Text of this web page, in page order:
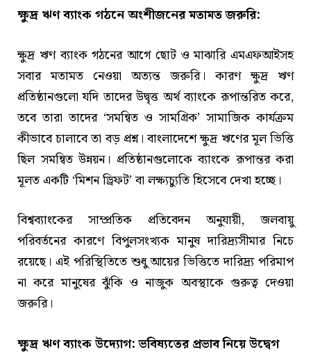
ক্ষুদ্র ঋণ ব্যাংক গঠনে অংশীজনের মতামত জরুরি:
ক্ষুদ্র ঋণ ব্যাংক গঠনের আগে ছোট ও মাঝারি এমএফআইসহ
সবার মতামত নেওয়া অত্যন্ত জরুরি। কারণ ক্ষুদ্র ঋণ
প্রতিষ্ঠানগুলো যদি তাদের উদ্বৃত্ত অর্থ ব্যাংকে রূপান্তরিত করে,
তবে তারা তাদের ‘সমন্বিত ও সামগ্রিক’ সামাজিক কার্যক্রম
কীভাবে চালাবে তা বড় প্রশ্ন। বাংলাদেশে ক্ষুদ্র ঋণের মূল ভিত্তি
ছিল সমন্বিত উন্নয়ন। প্রতিষ্ঠানগুলোকে ব্যাংকে রূপান্তর করা
মূলত একটি ‘মিশন ড্রিফট’ বা লক্ষ্যচ্যুতি হিসেবে দেখা হচ্ছে।
বিশ্বব্যাংকের সাম্প্রতিক প্রতিবেদন অনুযায়ী, জলবায়ু
পরিবর্তনের কারণে বিপুলসংখ্যক মানুষ দারিদ্র্যসীমার নিচে
রয়েছে। এই পরিস্থিতিতে শুধু আয়ের ভিত্তিতে দারিদ্র্য পরিমাপ
না করে মানুষের ঝুঁকি ও নাজুক অবস্থাকে গুরুত্ব দেওয়া
জরুরি।
ক্ষুদ্র ঋণ ব্যাংক উদ্যোগ: ভবিষ্যতের প্রভাব নিয়ে উদ্বেগ